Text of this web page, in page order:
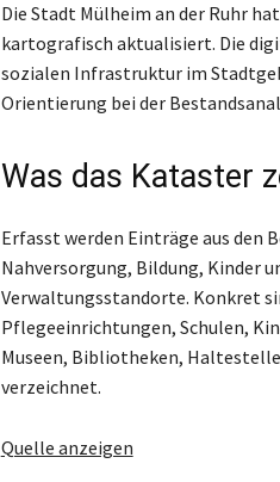
Die Stadt Mülheim an der Ruhr
kartografisch aktualisiert. Die
sozialen Infrastruktur im
Orientierung bei der
Was das Kataster
Erfasst werden Einträge aus den
Nahversorgung, Bildung, Kinder
Verwaltungsstandorte. Konkret
Pflegeeinrichtungen, Schulen,
Museen, Bibliotheken,
verzeichnet.
Quelle anzeigen